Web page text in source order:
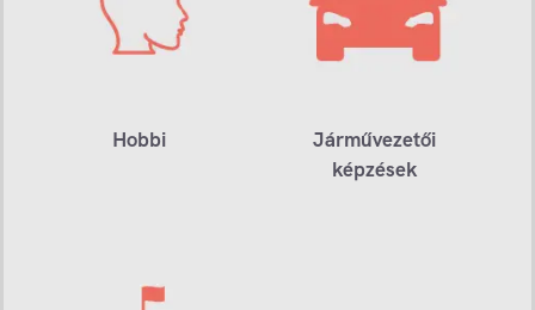
Hobbi
Járművezetői
képzések